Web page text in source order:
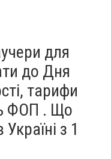
для
до Дня
тарифи
ФОП . Що
з 1